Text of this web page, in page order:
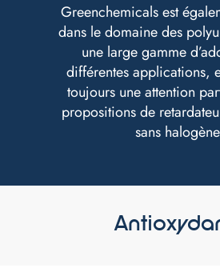
Greenchemicals est
dans le domaine des
une large gamme
différentes applications,
toujours une attention
propositions de
sans